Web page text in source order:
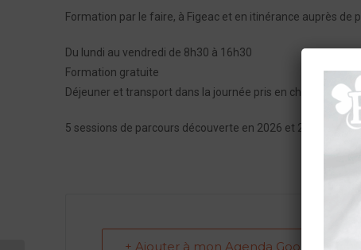
Formation par le faire, à Figeac et en itinérance auprès de
Du lundi au vendredi de 8h30 à 16h30
Formation gratuite
Déjeuner et transport dans la journée pris en charge par
5 sessions de parcours découverte en 2026 et 2 sessions
+ Ajouter à mon Agenda Google